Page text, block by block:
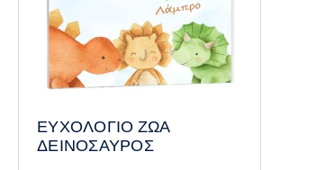
ΕΥΧΟΛΟΓΙΟ ΖΩΑ
ΔΕΙΝΟΣΑΥΡΟΣ